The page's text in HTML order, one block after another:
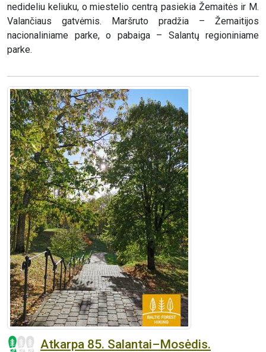
nedideliu keliuku, o miestelio centrą pasiekia Žemaitės ir M.
Valančiaus gatvėmis. Maršruto pradžia – Žemaitijos
nacionaliniame parke, o pabaiga – Salantų regioniniame
parke.
Atkarpa 85. Salantai–Mosėdis.